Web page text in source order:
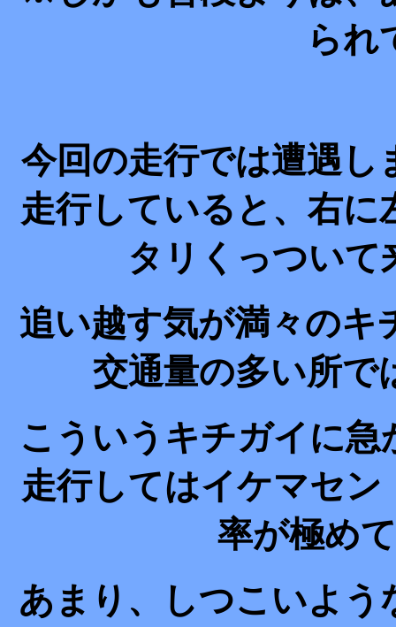
られ
今回の走行では遭遇し
走行していると、右
タリくっついて
追い越す気が満々のキ
交通量の多い所で
こういうキチガイに
走行してはイケマセ
率が極め
あまり、しつこいよ